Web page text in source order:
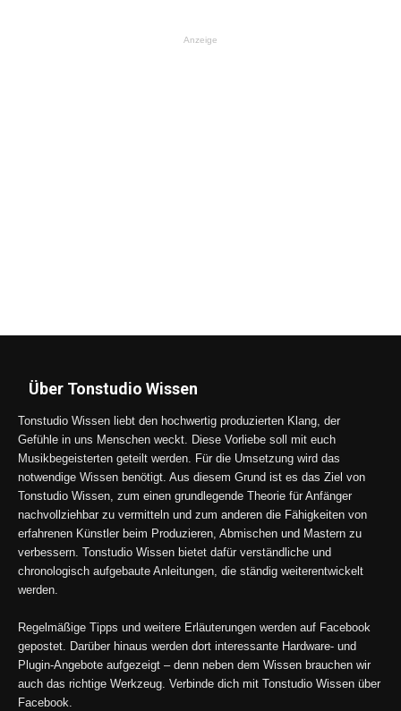
Anzeige
Über Tonstudio Wissen
Tonstudio Wissen liebt den hochwertig produzierten Klang, der
Gefühle in uns Menschen weckt. Diese Vorliebe soll mit euch
Musikbegeisterten geteilt werden. Für die Umsetzung wird das
notwendige Wissen benötigt. Aus diesem Grund ist es das Ziel von
Tonstudio Wissen, zum einen grundlegende Theorie für Anfänger
nachvollziehbar zu vermitteln und zum anderen die Fähigkeiten von
erfahrenen Künstler beim Produzieren, Abmischen und Mastern zu
verbessern. Tonstudio Wissen bietet dafür verständliche und
chronologisch aufgebaute Anleitungen, die ständig weiterentwickelt
werden.
Regelmäßige Tipps und weitere Erläuterungen werden auf Facebook
gepostet. Darüber hinaus werden dort interessante Hardware- und
Plugin-Angebote aufgezeigt – denn neben dem Wissen brauchen wir
auch das richtige Werkzeug. Verbinde dich mit Tonstudio Wissen über
Facebook.